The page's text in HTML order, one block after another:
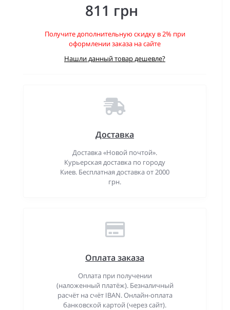
811 грн
Получите дополнительную скидку в 2% при
оформлении заказа на сайте
Нашли данный товар дешевле?
Доставка
Доставка «Новой почтой».
Курьерская доставка по городу
Киев. Бесплатная доставка от 2000
грн.
Оплата заказа
Оплата при получении
(наложенный платёж). Безналичный
расчёт на счёт IBAN. Онлайн-оплата
банковской картой (через сайт).